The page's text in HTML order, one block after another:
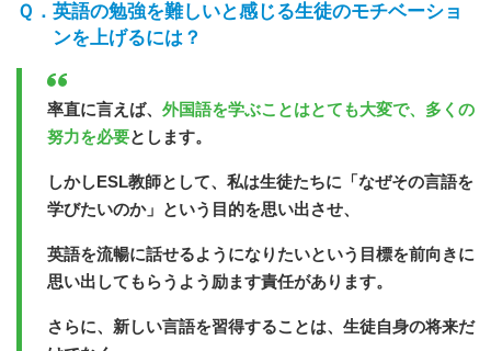
英語の勉強を難しいと感じる生徒のモチベーショ
ンを上げるには？
率直に言えば、 外国語を学ぶことはとても大変で、多くの
努力を必要とします。
しかしESL教師として、私は生徒たちに「なぜその言語を
学びたいのか」という目的を思い出させ、
英語を流暢に話せるようになりたいという目標を前向きに
思い出してもらうよう励ます責任があります。
さらに、新しい言語を習得することは、生徒自身の将来だ